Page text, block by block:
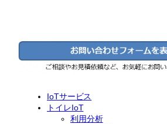
IoTサービス
トイレIoT
利用分析